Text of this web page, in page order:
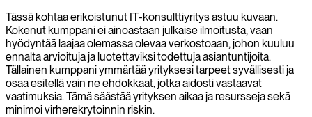
Tässä kohtaa erikoistunut IT-konsulttiyritys astuu kuvaan.
Kokenut kumppani ei ainoastaan julkaise ilmoitusta, vaan
hyödyntää laajaa olemassa olevaa verkostoaan, johon kuuluu
ennalta arvioituja ja luotettaviksi todettuja asiantuntijoita.
Tällainen kumppani ymmärtää yrityksesi tarpeet syvällisesti ja
osaa esitellä vain ne ehdokkaat, jotka aidosti vastaavat
vaatimuksia. Tämä säästää yrityksen aikaa ja resursseja sekä
minimoi virherekrytoinnin riskin.